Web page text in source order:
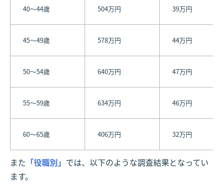
40～44歳 504万円 39万円
45～49歳 578万円 44万円
50～54歳 640万円 47万円
55～59歳 634万円 46万円
60～65歳 406万円 32万円
また 「役職別」 では、以下のような調査結果となってい
ます。